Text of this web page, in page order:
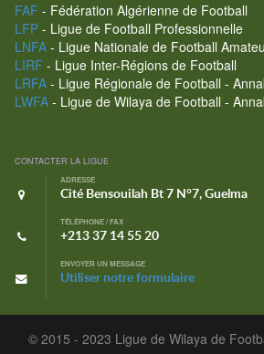
FAF - Fédération Algérienne de Football
LFP- Ligue de Football Professionnelle
LNFA- Ligue Nationale de Football
LIRF - Ligue Inter-Régions de Football
LRFA- Ligue Régionale de Football -
LWFA- Ligue de Wilaya de Football -
CONTACTER LA LIGUE
ADRESSE
Cité Bensouilah Bt 7 N°7, Guelma
TÉLÉPHONE / FAX
+213 37 14 55 20
ENVOYER UN MESSAGE
Utiliser notre formulaire
© 2015 - 2023 Ligue de Wilaya de